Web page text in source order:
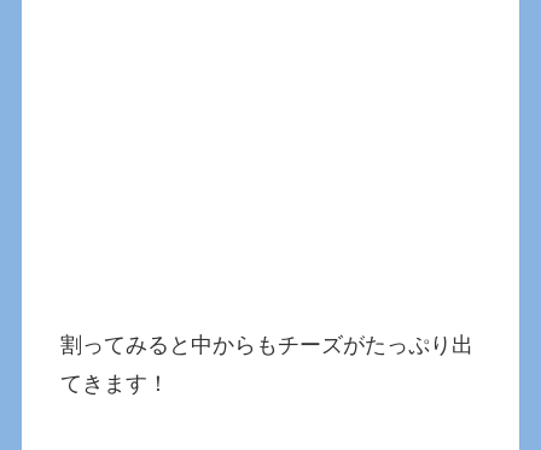
割ってみると中からもチーズがたっぷり出
てきます！